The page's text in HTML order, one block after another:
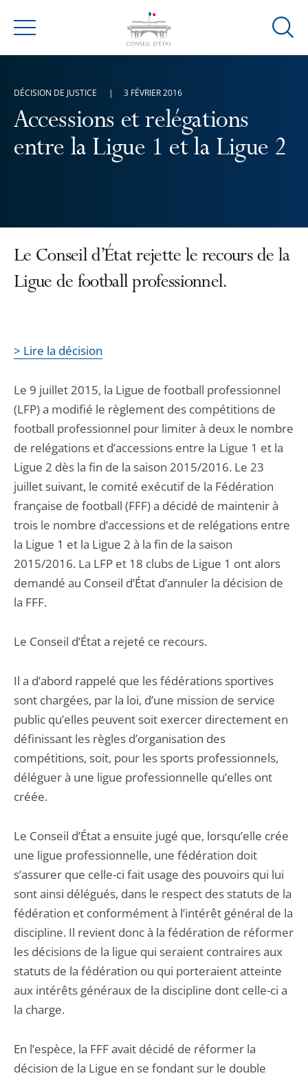
Menu
Ouvrir
Accessions et relégations
entre la Ligue 1 et la Ligue 2
DÉCISION DE JUSTICE 3 FÉVRIER 2016
Le Conseil d’État rejette le recours de la
Ligue de football professionnel.
> Lire la décision
Le 9 juillet 2015, la Ligue de football professionnel
(LFP) a modifié le règlement des compétitions de
football professionnel pour limiter à deux le nombre
de relégations et d’accessions entre la Ligue 1 et la
Ligue 2 dès la fin de la saison 2015/2016. Le 23
juillet suivant, le comité exécutif de la Fédération
française de football (FFF) a décidé de maintenir à
trois le nombre d’accessions et de relégations entre
la Ligue 1 et la Ligue 2 à la fin de la saison
2015/2016. La LFP et 18 clubs de Ligue 1 ont alors
demandé au Conseil d’État d’annuler la décision de
la FFF.
Le Conseil d’État a rejeté ce recours.
Il a d’abord rappelé que les fédérations sportives
sont chargées, par la loi, d’une mission de service
public qu’elles peuvent soit exercer directement en
définissant les règles d’organisation des
compétitions, soit, pour les sports professionnels,
déléguer à une ligue professionnelle qu’elles ont
créée.
Le Conseil d’État a ensuite jugé que, lorsqu’elle crée
une ligue professionnelle, une fédération doit
s’assurer que celle-ci fait usage des pouvoirs qui lui
sont ainsi délégués, dans le respect des statuts de la
fédération et conformément à l’intérêt général de la
discipline. Il revient donc à la fédération de réformer
les décisions de la ligue qui seraient contraires aux
statuts de la fédération ou qui porteraient atteinte
aux intérêts généraux de la discipline dont celle-ci a
la charge.
En l’espèce, la FFF avait décidé de réformer la
décision de la Ligue en se fondant sur le double